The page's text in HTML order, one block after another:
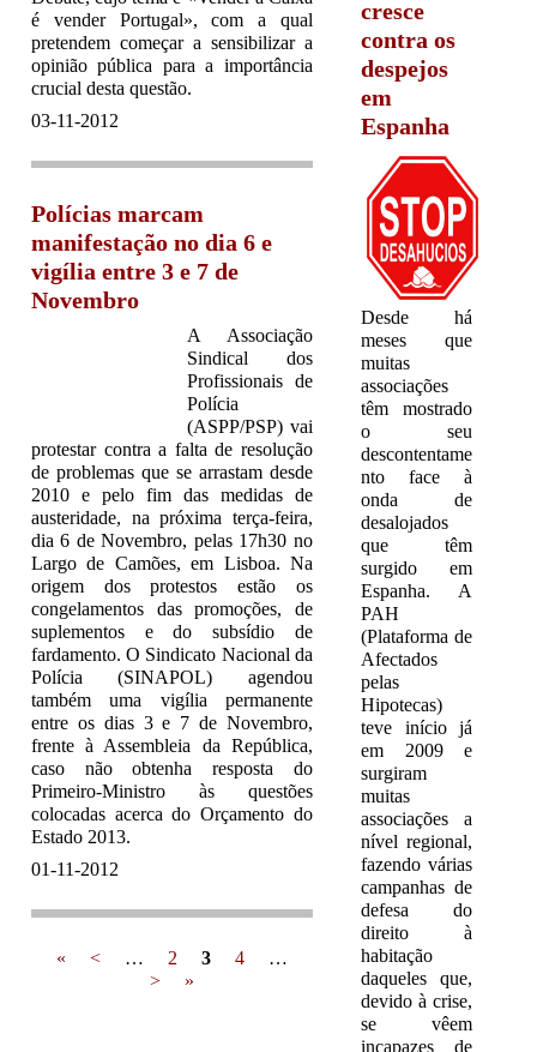
é vender Portugal», com a qual
pretendem começar a sensibilizar a
opinião pública para a importância
crucial desta questão.
03-11-2012
Polícias marcam
manifestação no dia 6 e
vigília entre 3 e 7 de
Novembro
A Associação
Sindical dos
Profissionais de
Polícia
(ASPP/PSP) vai
protestar contra a falta de resolução
de problemas que se arrastam desde
2010 e pelo fim das medidas de
austeridade, na próxima terça-feira,
dia 6 de Novembro, pelas 17h30 no
Largo de Camões, em Lisboa. Na
origem dos protestos estão os
congelamentos das promoções, de
suplementos e do subsídio de
fardamento. O Sindicato Nacional da
Polícia (SINAPOL) agendou
também uma vigília permanente
entre os dias 3 e 7 de Novembro,
frente à Assembleia da República,
caso não obtenha resposta do
Primeiro-Ministro às questões
colocadas acerca do Orçamento do
Estado 2013.
01-11-2012
Pages
« < … 2 3 4
…
>
»
cresce
contra os
despejos
em
Espanha
Desde há
meses que
muitas
associações
têm mostrado
o seu
descontentame
nto face à
onda de
desalojados
que têm
surgido em
Espanha. A
PAH
(Plataforma de
Afectados
pelas
Hipotecas)
teve início já
em 2009 e
surgiram
muitas
associações a
nível regional,
fazendo várias
campanhas de
defesa do
direito à
habitação
daqueles que,
devido à crise,
se vêem
incapazes de